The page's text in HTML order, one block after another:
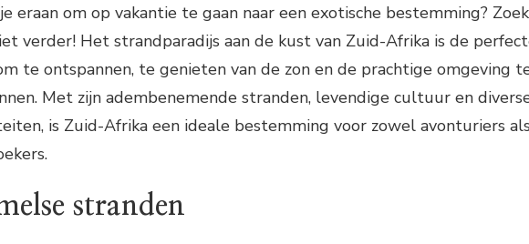
eraan om op vakantie te gaan naar een exotische bestemming? Zoek
verder! Het strandparadijs aan de kust van Zuid-Afrika is de
te ontspannen, te genieten van de zon en de prachtige omgeving
Met zijn adembenemende stranden, levendige cultuur en
is Zuid-Afrika een ideale bestemming voor zowel avonturiers
stranden